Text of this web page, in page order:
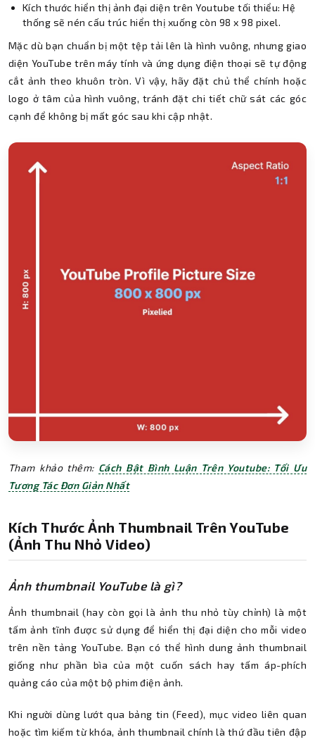
Kích thước hiển thị ảnh đại diện trên Youtube tối thiểu: Hệ
thống sẽ nén cấu trúc hiển thị xuống còn 98 x 98 pixel.
Mặc dù bạn chuẩn bị một tệp tải lên là hình vuông, nhưng giao
diện YouTube trên máy tính và ứng dụng điện thoại sẽ tự động
cắt ảnh theo khuôn tròn. Vì vậy, hãy đặt chủ thể chính hoặc
logo ở tâm của hình vuông, tránh đặt chi tiết chữ sát các góc
cạnh để không bị mất góc sau khi cập nhật.
Tham khảo thêm: Cách Bật Bình Luận Trên Youtube: Tối Ưu
Tương Tác Đơn Giản Nhất
Kích Thước Ảnh Thumbnail Trên YouTube
(Ảnh Thu Nhỏ Video)
Ảnh thumbnail YouTube là gì?
Ảnh thumbnail (hay còn gọi là ảnh thu nhỏ tùy chỉnh) là một
tấm ảnh tĩnh được sử dụng để hiển thị đại diện cho mỗi video
trên nền tảng YouTube. Bạn có thể hình dung ảnh thumbnail
giống như phần bìa của một cuốn sách hay tấm áp-phích
quảng cáo của một bộ phim điện ảnh.
Khi người dùng lướt qua bảng tin (Feed), mục video liên quan
hoặc tìm kiếm từ khóa, ảnh thumbnail chính là thứ đầu tiên đập